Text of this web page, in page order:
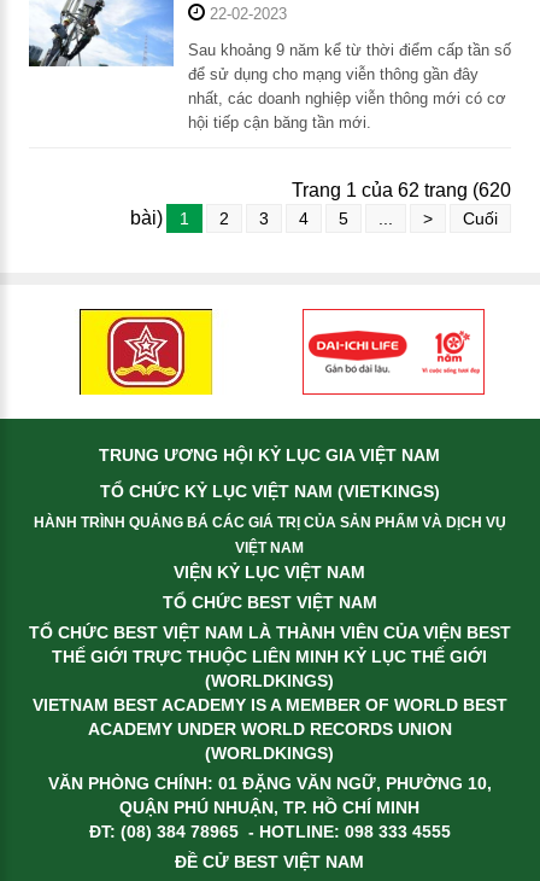
22-02-2023
Sau khoảng 9 năm kể từ thời điểm cấp tần số
để sử dụng cho mạng viễn thông gần đây
nhất, các doanh nghiệp viễn thông mới có cơ
hội tiếp cận băng tần mới.
Trang 1 của 62 trang (620
bài)
1 2 3 4 5 > Cuối
TRUNG ƯƠNG HỘI KỶ LỤC GIA VIỆT NAM
TỔ CHỨC KỶ LỤC VIỆT NAM (VIETKINGS)
HÀNH TRÌNH QUẢNG BÁ CÁC GIÁ TRỊ CỦA SẢN PHẨM VÀ DỊCH VỤ
VIỆT NAM
VIỆN KỶ LỤC VIỆT NAM
TỔ CHỨC BEST VIỆT NAM
TỔ CHỨC BEST VIỆT NAM LÀ THÀNH VIÊN CỦA VIỆN BEST
THẾ GIỚI TRỰC THUỘC LIÊN MINH KỶ LỤC THẾ GIỚI
(WORLDKINGS)
VIETNAM BEST ACADEMY IS A MEMBER OF WORLD BEST
ACADEMY UNDER WORLD RECORDS UNION
(WORLDKINGS)
VĂN PHÒNG CHÍNH: 01 ĐẶNG VĂN NGỮ, PHƯỜNG 10,
QUẬN PHÚ NHUẬN, TP. HỒ CHÍ MINH
ĐT: (08) 384 78965 - HOTLINE: 098 333 4555
ĐỀ CỬ BEST VIỆT NAM